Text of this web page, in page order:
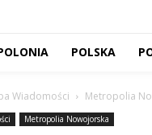
POLSKA
Wiadomości Metropolia
Metropolia Nowojorska